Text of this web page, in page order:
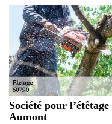
Société pour
Aumont